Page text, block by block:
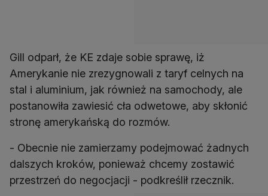
Gill odparł, że KE zdaje sobie sprawę, iż
Amerykanie nie zrezygnowali z taryf celnych na
stal i aluminium, jak również na samochody, ale
postanowiła zawiesić cła odwetowe, aby skłonić
stronę amerykańską do rozmów.
- Obecnie nie zamierzamy podejmować żadnych
dalszych kroków, ponieważ chcemy zostawić
przestrzeń do negocjacji - podkreślił rzecznik.